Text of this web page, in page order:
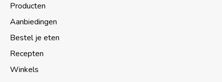
Producten
Aanbiedingen
Bestel je eten
Recepten
Winkels